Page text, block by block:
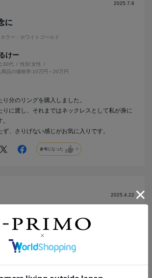
2025.7.6
に
カラー：ホワイトゴールド
けー
:30代 性別:女性
商品の価格帯:10万円～20万円
分のリングを購入しました。
りに渡し、それまではネックレスとして私が身に
、さりげない感じがお気に入りです。
参考になった 0
2025.4.22
カラー：ホワイトゴールド
name